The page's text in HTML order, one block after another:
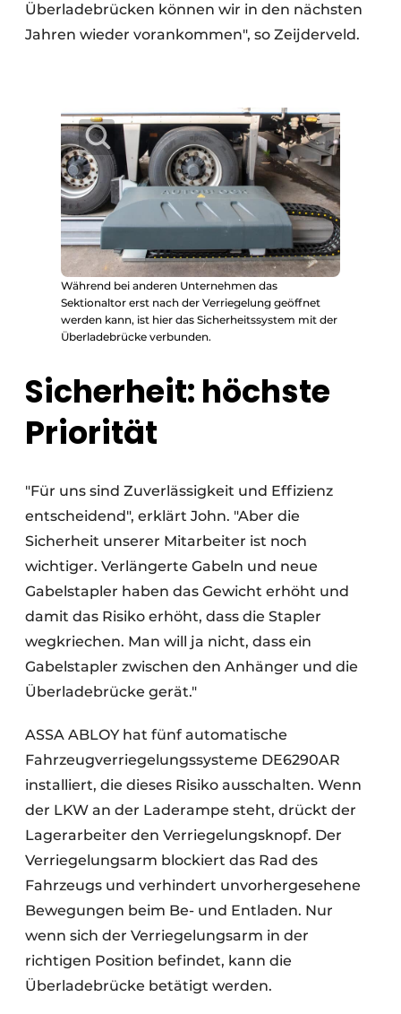
Überladebrücken können wir in den nächsten
Jahren wieder vorankommen", so Zeijderveld.
Während bei anderen Unternehmen das
Sektionaltor erst nach der Verriegelung geöffnet
werden kann, ist hier das Sicherheitssystem mit der
Überladebrücke verbunden.
Sicherheit: höchste
Priorität
"Für uns sind Zuverlässigkeit und Effizienz
entscheidend", erklärt John. "Aber die
Sicherheit unserer Mitarbeiter ist noch
wichtiger. Verlängerte Gabeln und neue
Gabelstapler haben das Gewicht erhöht und
damit das Risiko erhöht, dass die Stapler
wegkriechen. Man will ja nicht, dass ein
Gabelstapler zwischen den Anhänger und die
Überladebrücke gerät."
ASSA ABLOY hat fünf automatische
Fahrzeugverriegelungssysteme DE6290AR
installiert, die dieses Risiko ausschalten. Wenn
der LKW an der Laderampe steht, drückt der
Lagerarbeiter den Verriegelungsknopf. Der
Verriegelungsarm blockiert das Rad des
Fahrzeugs und verhindert unvorhergesehene
Bewegungen beim Be- und Entladen. Nur
wenn sich der Verriegelungsarm in der
richtigen Position befindet, kann die
Überladebrücke betätigt werden.